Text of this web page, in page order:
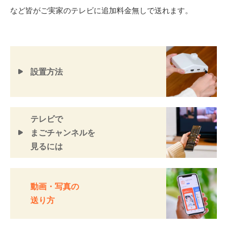
など皆がご実家のテレビに追加料金無しで送れます。
設置方法
テレビで
まごチャンネルを
見るには
動画・写真の
送り方